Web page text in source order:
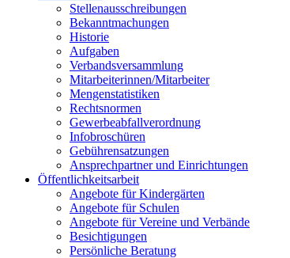
Stellenausschreibungen
Bekanntmachungen
Historie
Aufgaben
Verbandsversammlung
Mitarbeiterinnen/Mitarbeiter
Mengenstatistiken
Rechtsnormen
Gewerbeabfallverordnung
Infobroschüren
Gebührensatzungen
Ansprechpartner und Einrichtungen
Öffentlichkeitsarbeit
Angebote für Kindergärten
Angebote für Schulen
Angebote für Vereine und Verbände
Besichtigungen
Persönliche Beratung